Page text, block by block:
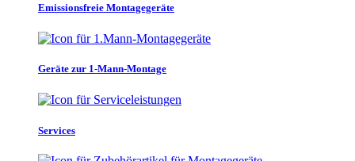
Emissionsfreie Montagegeräte
Geräte zur 1-Mann-Montage
Services